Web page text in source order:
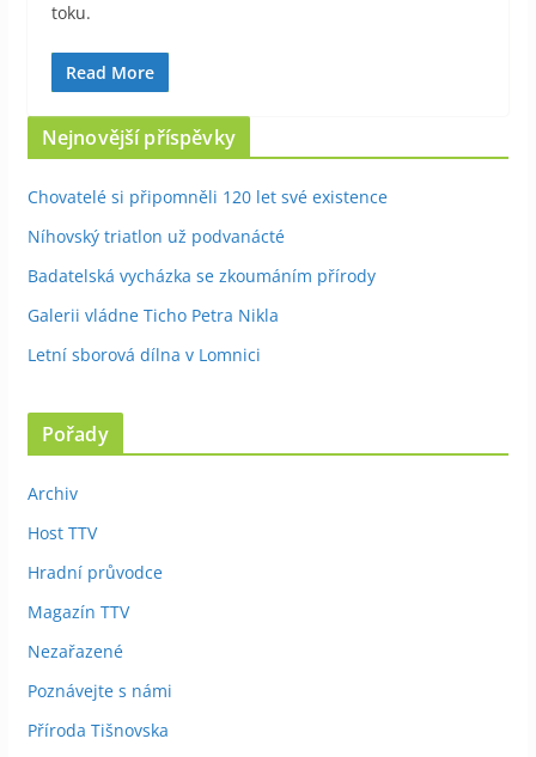
toku.
Read More
Nejnovější příspěvky
Chovatelé si připomněli 120 let své existence
Níhovský triatlon už podvanácté
Badatelská vycházka se zkoumáním přírody
Galerii vládne Ticho Petra Nikla
Letní sborová dílna v Lomnici
Pořady
Archiv
Host TTV
Hradní průvodce
Magazín TTV
Nezařazené
Poznávejte s námi
Příroda Tišnovska